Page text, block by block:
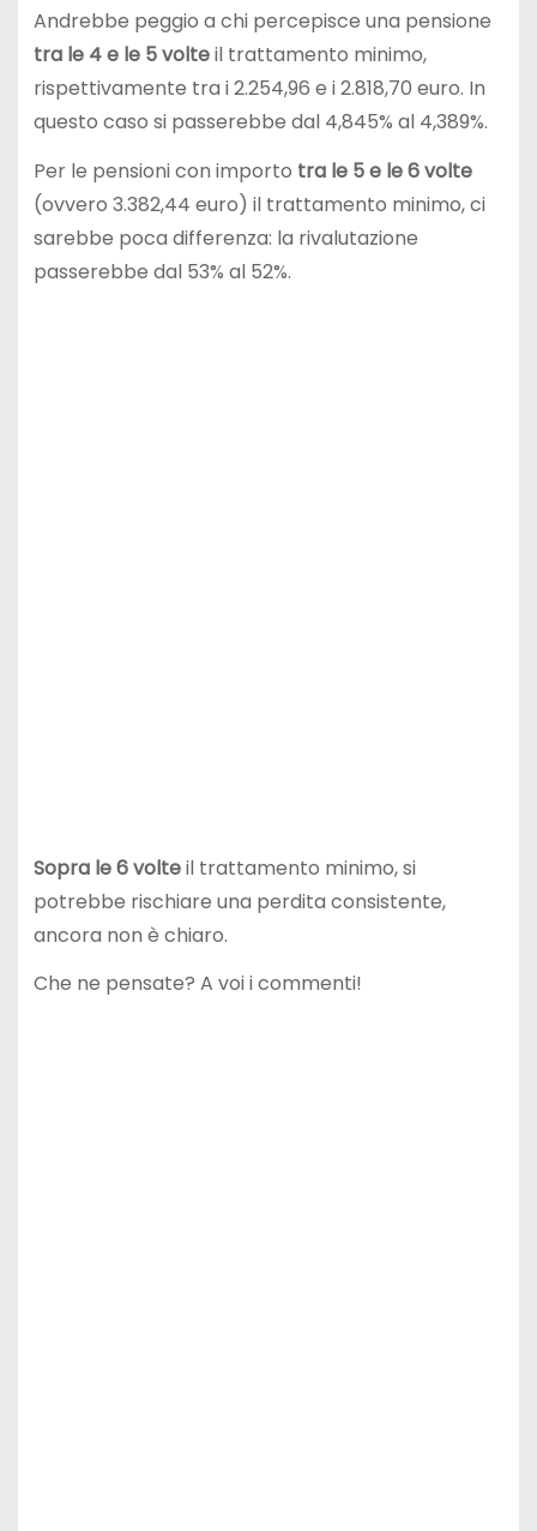
Andrebbe peggio a chi percepisce una pensione
tra le 4 e le 5 volteil trattamento minimo,
rispettivamente tra i 2.254,96 e i 2.818,70 euro. In
questo caso si passerebbe dal 4,845% al 4,389%.
Per le pensioni con importo tra le 5 e le 6 volte
(ovvero 3.382,44 euro) il trattamento minimo, ci
sarebbe poca differenza: la rivalutazione
passerebbe dal 53% al 52%.
Sopra le 6 volteil trattamento minimo, si
potrebbe rischiare una perdita consistente,
ancora non è chiaro.
Che ne pensate? A voi i commenti!